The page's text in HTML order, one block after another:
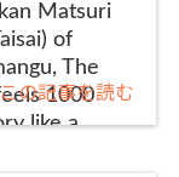
Matsuri
of
The
1000
like a
の記事を読む